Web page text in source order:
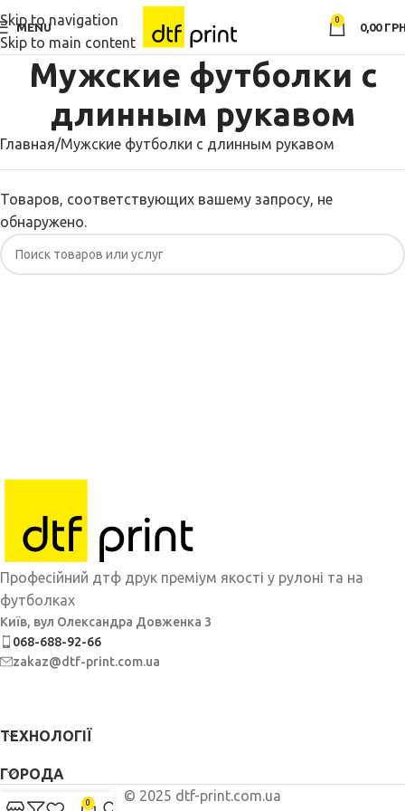
Skip to navigation
Skip to main content
MENU
0
0,00
Мужские футболки с
длинным рукавом
Главная Мужские футболки с длинным рукавом
Товаров, соответствующих вашему запросу, не
обнаружено.
Професійний дтф друк преміум якості у рулоні та на
футболках
Київ, вул Олександра Довженка 3
068-688-92-66
zakaz@dtf-print.com.ua
ТЕХНОЛОГІЇ
ГОРОДА
© 2025 dtf-print.com.ua
0